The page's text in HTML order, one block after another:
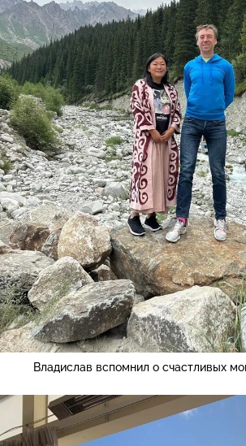
Владислав вспомнил о счастливых